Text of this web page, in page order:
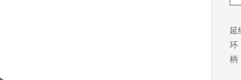
延
环
柄